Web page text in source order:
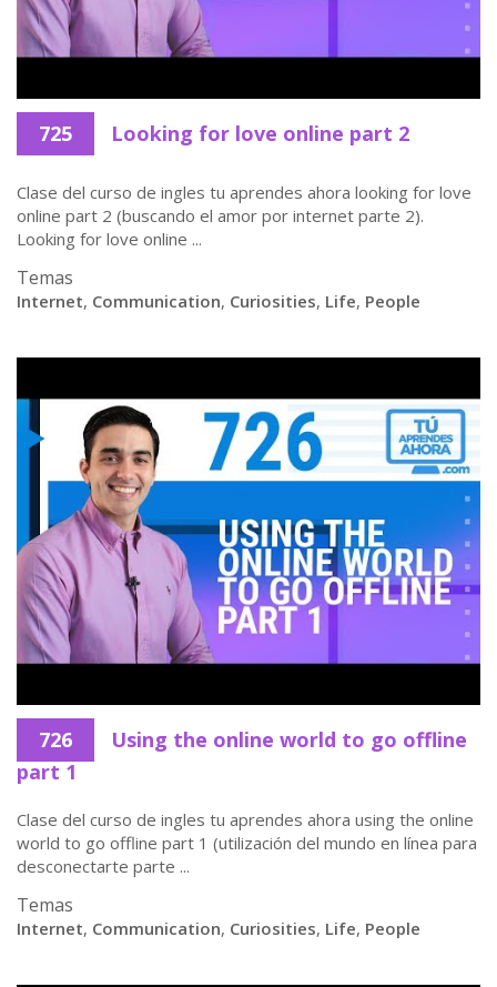
725 Looking for love online part 2
Clase del curso de ingles tu aprendes ahora looking for love
online part 2 (buscando el amor por internet parte 2).
Looking for love online ...
Temas
Internet, Communication, Curiosities, Life, People
726
Using the online world to go offline
part 1
Clase del curso de ingles tu aprendes ahora using the online
world to go offline part 1 (utilización del mundo en línea para
desconectarte parte ...
Temas
Internet, Communication, Curiosities, Life, People